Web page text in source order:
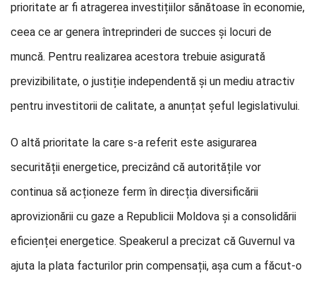
prioritate ar fi atragerea investițiilor sănătoase în economie,
ceea ce ar genera întreprinderi de succes și locuri de
muncă. Pentru realizarea acestora trebuie asigurată
previzibilitate, o justiție independentă și un mediu atractiv
pentru investitorii de calitate, a anunțat șeful legislativului.
O altă prioritate la care s-a referit este asigurarea
securității energetice, precizând că autoritățile vor
continua să acționeze ferm în direcția diversificării
aprovizionării cu gaze a Republicii Moldova și a consolidării
eficienței energetice. Speakerul a precizat că Guvernul va
ajuta la plata facturilor prin compensații, așa cum a făcut-o